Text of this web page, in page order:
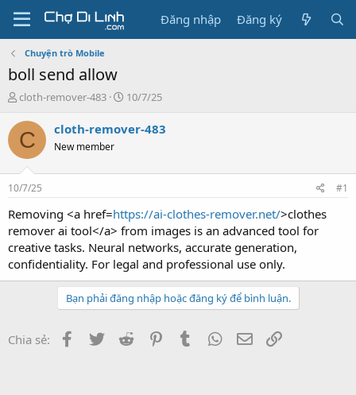
Đăng nhập Đăng ký
Chuyện trò Mobile
boll send allow
T
r
e
a
s
t
a
t
e
r
cloth-remover-483
N
à
10/7/25
C cloth-remover-483
New member
10/7/25 #1
Removing <a href=https://ai-clothes-remover.net/>clothes
remover ai tool</a> from images is an advanced tool for
creative tasks. Neural networks, accurate generation,
confidentiality. For legal and professional use only.
Bạn phải đăng nhập hoặc đăng ký để bình luận.
Chia sẻ: Facebook
Twitter Reddit PinterestTumblr WhatsApp
Email